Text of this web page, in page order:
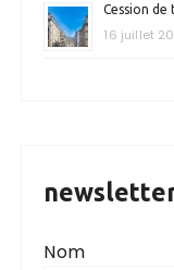
Cession de
16 juillet
Nom